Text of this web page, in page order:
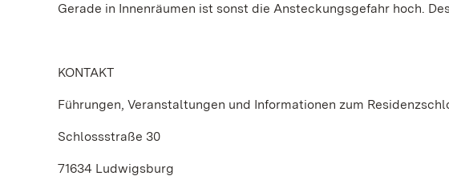
Gerade in Innenräumen ist sonst die Ansteckungsgefahr hoch.
KONTAKT
Führungen, Veranstaltungen und Informationen zum
Schlossstraße 30
71634 Ludwigsburg